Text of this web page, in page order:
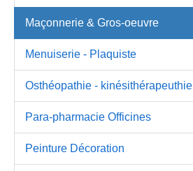
Maçonnerie & Gros-oeuvre
Menuiserie - Plaquiste
Osthéopathie - kinésithérapeuthie
Para-pharmacie Officines
Peinture Décoration